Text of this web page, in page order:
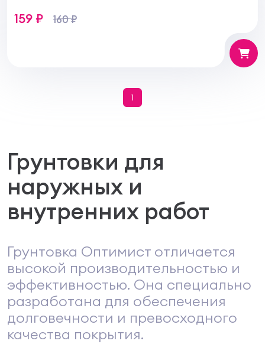
159 ₽ 160 ₽
1
Грунтовки для
наружных и
внутренних работ
Грунтовка Оптимист отличается
высокой производительностью и
эффективностью. Она специально
разработана для обеспечения
долговечности и превосходного
качества покрытия.